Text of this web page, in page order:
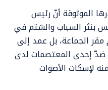
24 من مصادرها الموثوقة أنّ رئيس
بنثر السباب والشتم في
الجماعة، بل عمد إلى
ضدّ إحدى المعتصمات لدى
لإسكات الأصوات